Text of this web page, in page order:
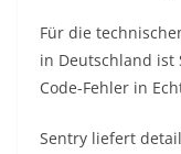
Für die
in Deutschland ist
Code-Fehler in
Sentry liefert